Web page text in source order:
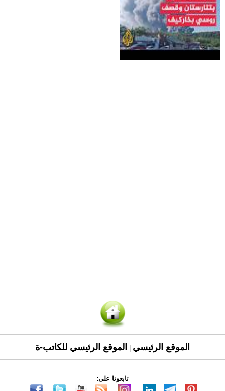
الموقع الرئيسي الموقع الرئيسي للكاتب-ة
تابعونا على: